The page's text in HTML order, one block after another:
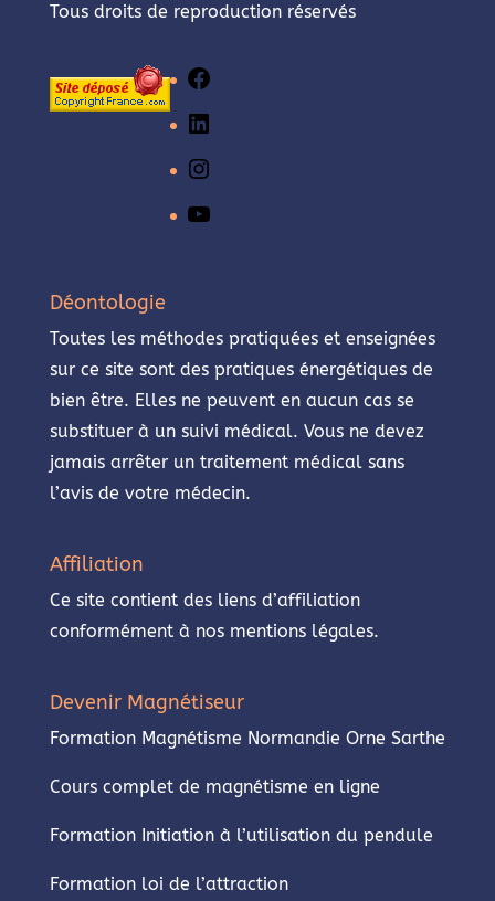
Tous droits de reproduction réservés
Déontologie
Toutes les méthodes pratiquées et enseignées
sur ce site sont des pratiques énergétiques de
bien être. Elles ne peuvent en aucun cas se
substituer à un suivi médical. Vous ne devez
jamais arrêter un traitement médical sans
l’avis de votre médecin.
Affiliation
Ce site contient des liens d’affiliation
conformément à nos mentions légales.
Devenir Magnétiseur
Formation Magnétisme Normandie Orne Sarthe
Cours complet de magnétisme en ligne
Formation Initiation à l’utilisation du pendule
Formation loi de l’attraction